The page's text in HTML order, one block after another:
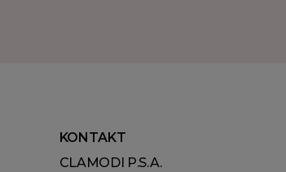
KONTAKT
CLAMODI P.S.A.